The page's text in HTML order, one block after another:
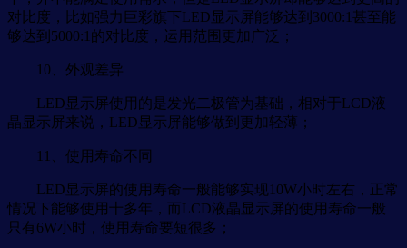
对比度，比如强力巨彩旗下LED显示屏能够达到3000:1甚至能
够达到5000:1的对比度，运用范围更加广泛；
10、外观差异
LED显示屏使用的是发光二极管为基础，相对于LCD液
晶显示屏来说，LED显示屏能够做到更加轻薄；
11、使用寿命不同
LED显示屏的使用寿命一般能够实现10W小时左右，正常
情况下能够使用十多年，而LCD液晶显示屏的使用寿命一般
只有6W小时，使用寿命要短很多；